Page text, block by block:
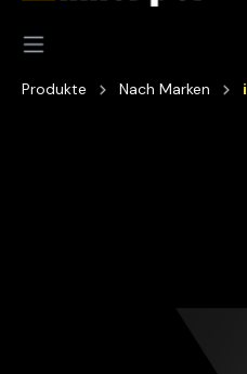
Produkte Nach Marken